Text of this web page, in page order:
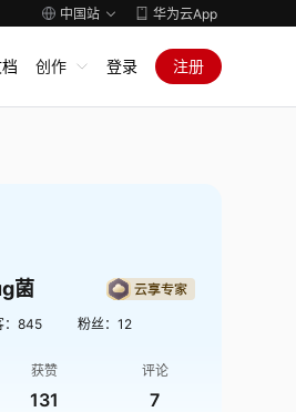
中国站 华为云App
创作 登录 注册
菌
845 粉丝： 12
获赞
131
评论
7